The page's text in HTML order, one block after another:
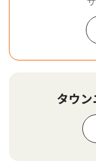
タウン